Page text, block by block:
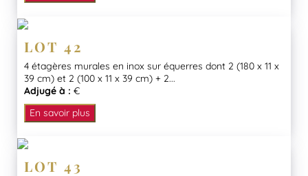
LOT 42
4 étagères murales en inox sur équerres dont 2 (180 x 11 x
39 cm) et 2 (100 x 11 x 39 cm) + 2...
Adjugé à : €
En savoir plus
LOT 43